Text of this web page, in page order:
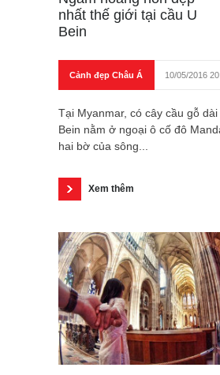
nhất thế giới tại cầu U
Bein
Cảnh đẹp Châu Á 10/05/2016
Tại Myanmar, có cây cầu gỗ
Bein nằm ở ngoại ô cố đô
hai bờ của sông...
Xem thêm